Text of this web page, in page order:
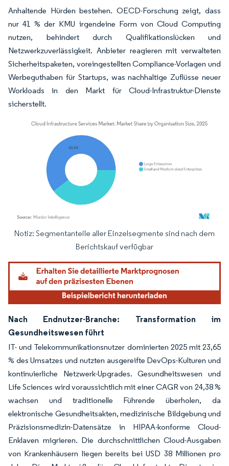
Anhaltende Hürden bestehen. OECD-Forschung zeigt, dass
nur 41 % der KMU irgendeine Form von Cloud Computing
nutzen, behindert durch Qualifikationslücken und
Netzwerkzuverlässigkeit. Anbieter reagieren mit verwalteten
Sicherheitspaketen, voreingestellten Compliance-Vorlagen und
Werbeguthaben für Startups, was nachhaltige Zuflüsse neuer
Workloads in den Markt für Cloud-Infrastruktur-Dienste
sicherstellt.
Bild © Mordor Intelligence. Wiederverwendung erfordert Namensnennung
Notiz: Segmentanteile aller Einzelsegmente sind nach dem
Berichtskauf verfügbar
Nach Endnutzer-Branche: Transformation im
Gesundheitswesen führt
IT- und Telekommunikationsnutzer dominierten 2025 mit 23,65
% des Umsatzes und nutzten ausgereifte DevOps-Kulturen und
kontinuierliche Netzwerk-Upgrades. Gesundheitswesen und
Life Sciences wird voraussichtlich mit einer CAGR von 24,38 %
wachsen und traditionelle Führende überholen, da
elektronische Gesundheitsakten, medizinische Bildgebung und
Präzisionsmedizin-Datensätze in HIPAA-konforme Cloud-
Enklaven migrieren. Die durchschnittlichen Cloud-Ausgaben
von Krankenhäusern liegen bereits bei USD 38 Millionen pro